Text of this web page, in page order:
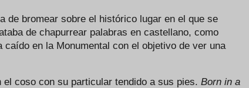
de bromear sobre el histórico lugar en el que se
de chapurrear palabras en castellano, como
caído en la Monumental con el objetivo de ver una
el coso con su particular tendido a sus pies. Born in a